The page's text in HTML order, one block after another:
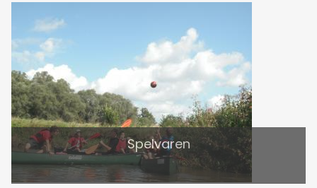
Spelvaren